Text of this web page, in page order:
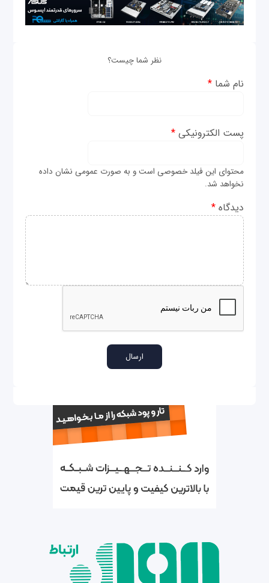
نظر شما چیست؟
نام شما*
پست الکترونیکی*
محتوای این فیلد خصوصی است و به صورت عمومی نشان داده
نخواهد شد.
دیدگاه*